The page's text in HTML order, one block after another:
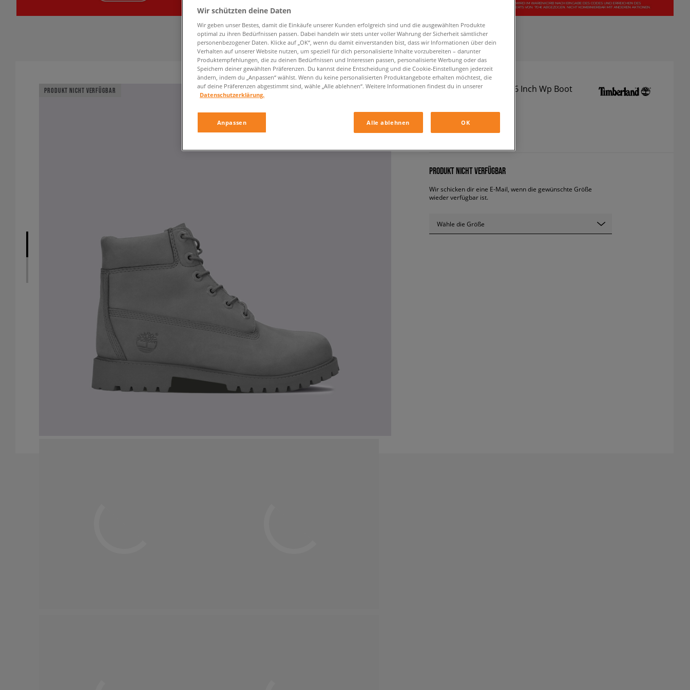
PRODUKT NICHT VERFÜGBAR Timberland Premium 6 Inch Wp Boot
149,99 €
PRODUKT NICHT VERFÜGBAR
Wir schicken dir eine E-Mail, wenn die gewünschte Größe
wieder verfügbar ist.
Wähle die Größe
Wir schützten deine Daten
Wir geben unser Bestes, damit die Einkäufe unserer Kunden erfolgreich sind und die ausgewählten Produkte
optimal zu ihren Bedürfnissen passen. Dabei handeln wir stets unter voller Wahrung der Sicherheit sämtlicher
personenbezogener Daten. Klicke auf „OK“, wenn du damit einverstanden bist, dass wir Informationen über dein
Verhalten auf unserer Website nutzen, um speziell für dich personalisierte Inhalte vorzubereiten – darunter
Produktempfehlungen, die zu deinen Bedürfnissen und Interessen passen, personalisierte Werbung oder das
Speichern deiner gewählten Präferenzen. Du kannst deine Entscheidung und die Cookie-Einstellungen jederzeit
ändern, indem du „Anpassen“ wählst. Wenn du keine personalisierten Produktangebote erhalten möchtest, die
auf deine Präferenzen abgestimmt sind, wähle „Alle ablehnen“. Weitere Informationen findest du in unserer
Datenschutzerklärung.
Anpassen Alle ablehnen OK